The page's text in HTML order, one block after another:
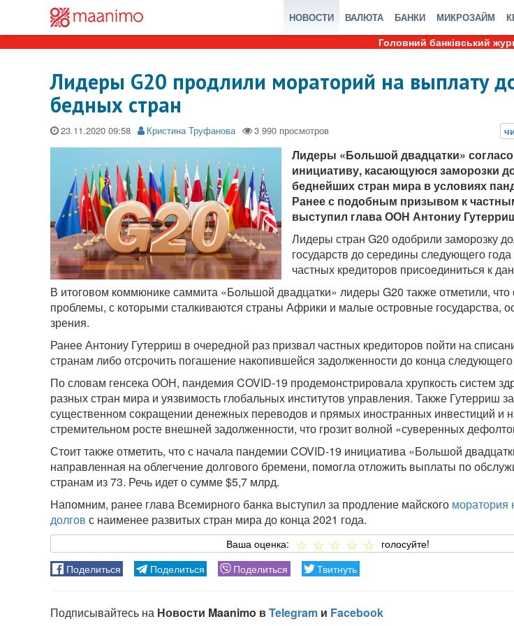
НОВОСТИ ВАЛЮТА БАНКИ МИКРОЗАЙМ
Головний банківський
Лидеры G20 продлили мораторий на выплату
бедных стран
23.11.2020 Кристина Труфанова
Лидеры «Большой двадцатки»
инициативу, касающуюся заморозки
беднейших стран мира в условиях
Ранее с подобным призывом к
выступил глава ООН Антониу
Лидеры стран G20 одобрили заморозку
государств до середины следующего
частных кредиторов присоединиться к
В итоговом коммюнике саммита «Большой двадцатки» лидеры G20 также отметили,
проблемы, с которыми сталкиваются страны Африки и малые островные государства,
зрения.
Ранее Антониу Гутерриш в очередной раз призвал частных кредиторов пойти на
странам либо отсрочить погашение накопившейся задолженности до конца следующего
По словам генсека ООН, пандемия COVID-19 продемонстрировала хрупкость систем
разных стран мира и уязвимость глобальных институтов управления. Также Гутерриш
существенном сокращении денежных переводов и прямых иностранных инвестиций и
стремительном росте внешней задолженности, что грозит волной «суверенных
Стоит также отметить, что с начала пандемии COVID-19 инициатива «Большой
направленная на облегчение долгового бремени, помогла отложить выплаты по
странам из 73. Речь идет о сумме $5,7 млрд.
Напомним, ранее глава Всемирного банка выступил за продление майского моратория
долгов с наименее развитых стран мира до конца 2021 года.